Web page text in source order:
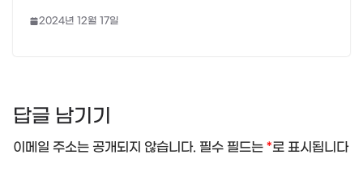
2024년 12월 17일
답글 남기기
이메일 주소는 공개되지 않습니다. 필수 필드는 *로 표시됩니다